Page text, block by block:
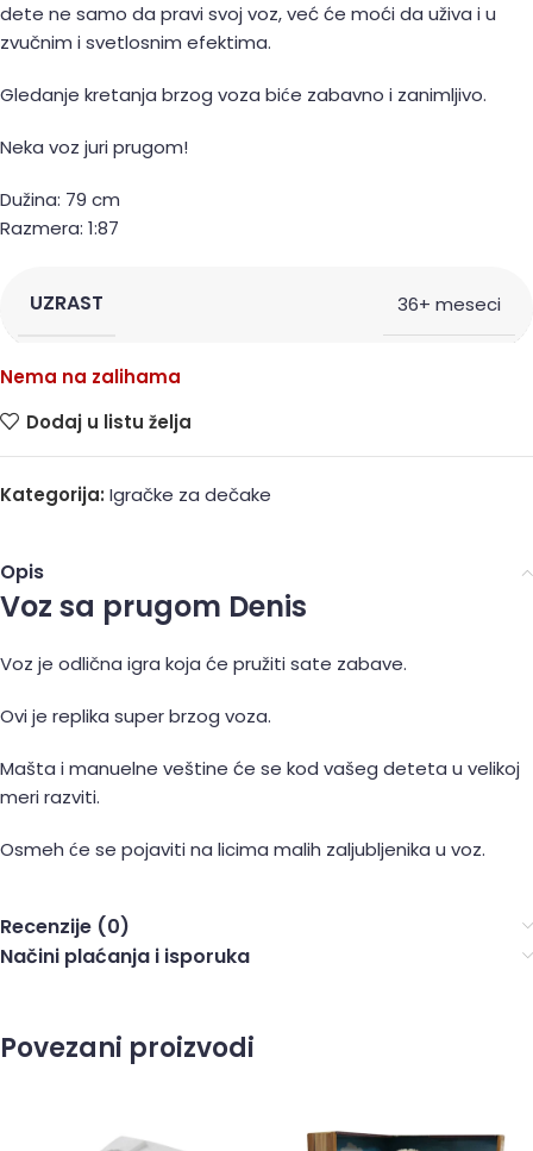
dete ne samo da pravi svoj voz, već će moći da uživa i u
zvučnim i svetlosnim efektima.
Gledanje kretanja brzog voza biće zabavno i zanimljivo.
Neka voz juri prugom!
Dužina: 79 cm
Razmera: 1:87
UZRAST 36+ meseci
Nema na zalihama
Dodaj u listu želja
Kategorija: Igračke za dečake
Opis
Voz sa prugom Denis
Voz je odlična igra koja će pružiti sate zabave.
Ovi je replika super brzog voza.
Mašta i manuelne veštine će se kod vašeg deteta u velikoj
meri razviti.
Osmeh će se pojaviti na licima malih zaljubljenika u voz.
Recenzije (0)
Načini plaćanja i isporuka
Povezani proizvodi